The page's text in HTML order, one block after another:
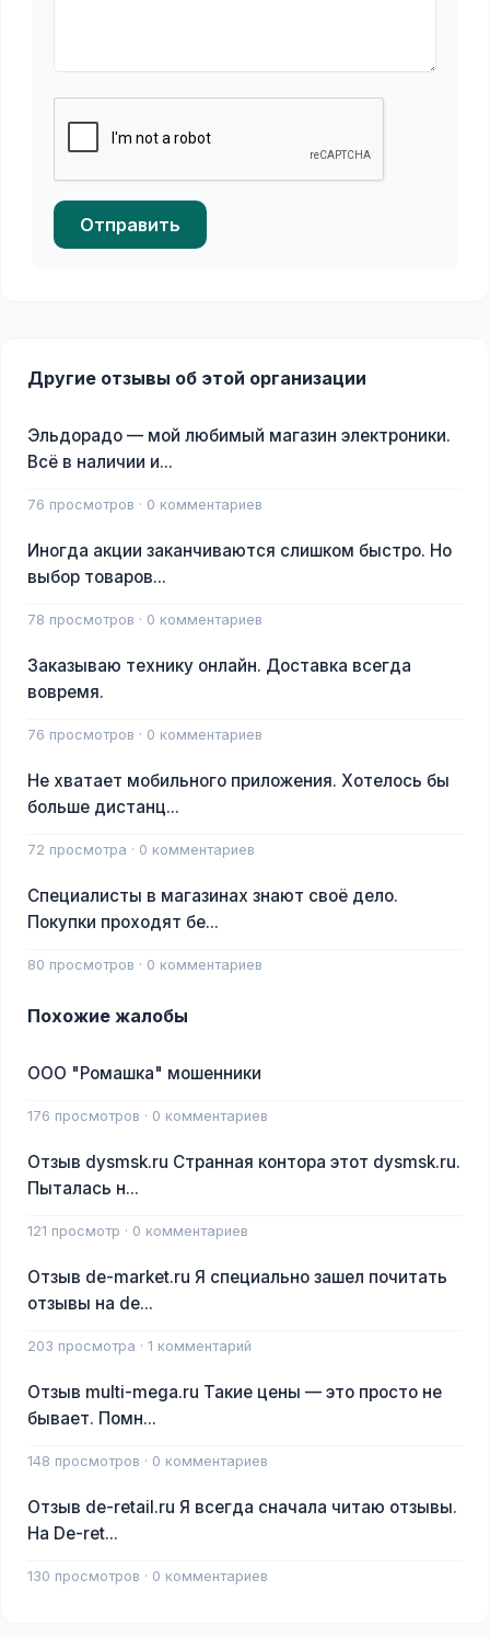
Отправить
Другие отзывы об этой организации
Эльдорадо — мой любимый магазин электроники.
Всё в наличии и...
76 просмотров · 0 комментариев
Иногда акции заканчиваются слишком быстро. Но
выбор товаров...
78 просмотров · 0 комментариев
Заказываю технику онлайн. Доставка всегда
вовремя.
76 просмотров · 0 комментариев
Не хватает мобильного приложения. Хотелось бы
больше дистанц...
72 просмотра · 0 комментариев
Специалисты в магазинах знают своё дело.
Покупки проходят бе...
80 просмотров · 0 комментариев
Похожие жалобы
ООО "Ромашка" мошенники
176 просмотров · 0 комментариев
Отзыв dysmsk.ru Странная контора этот dysmsk.ru.
Пыталась н...
121 просмотр · 0 комментариев
Отзыв de-market.ru Я специально зашел почитать
отзывы на de...
203 просмотра · 1 комментарий
Отзыв multi-mega.ru Такие цены — это просто не
бывает. Помн...
148 просмотров · 0 комментариев
Отзыв de-retail.ru Я всегда сначала читаю отзывы.
На De-ret...
130 просмотров · 0 комментариев